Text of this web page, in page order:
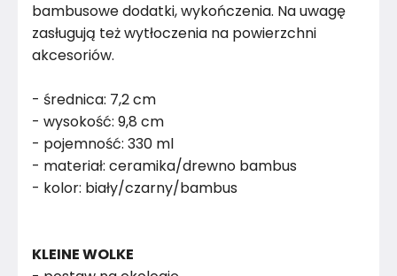
bambusowe dodatki, wykończenia. Na uwagę
zasługują też wytłoczenia na powierzchni
akcesoriów.
- średnica: 7,2 cm
- wysokość: 9,8 cm
- pojemność: 330 ml
- materiał: ceramika/drewno bambus
- kolor: biały/czarny/bambus
KLEINE WOLKE